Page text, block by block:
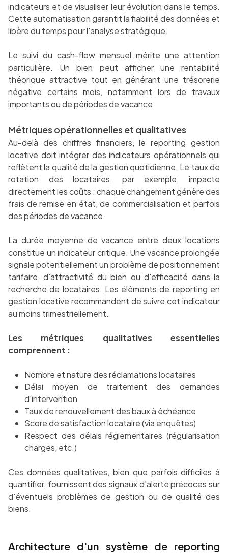
indicateurs et de visualiser leur évolution dans le temps.
Cette automatisation garantit la fiabilité des données et
libère du temps pour l'analyse stratégique.
Le suivi du cash-flow mensuel mérite une attention
particulière. Un bien peut afficher une rentabilité
théorique attractive tout en générant une trésorerie
négative certains mois, notamment lors de travaux
importants ou de périodes de vacance.
Métriques opérationnelles et qualitatives
Au-delà des chiffres financiers, le reporting gestion
locative doit intégrer des indicateurs opérationnels qui
reflètent la qualité de la gestion quotidienne. Le taux de
rotation des locataires, par exemple, impacte
directement les coûts : chaque changement génère des
frais de remise en état, de commercialisation et parfois
des périodes de vacance.
La durée moyenne de vacance entre deux locations
constitue un indicateur critique. Une vacance prolongée
signale potentiellement un problème de positionnement
tarifaire, d'attractivité du bien ou d'efficacité dans la
recherche de locataires. Les éléments de reporting en
gestion locative recommandent de suivre cet indicateur
au moins trimestriellement.
Les métriques qualitatives essentielles
comprennent :
Nombre et nature des réclamations locataires
Délai moyen de traitement des demandes
d'intervention
Taux de renouvellement des baux à échéance
Score de satisfaction locataire (via enquêtes)
Respect des délais réglementaires (régularisation
charges, etc.)
Ces données qualitatives, bien que parfois difficiles à
quantifier, fournissent des signaux d'alerte précoces sur
d'éventuels problèmes de gestion ou de qualité des
biens.
Architecture d'un système de reporting